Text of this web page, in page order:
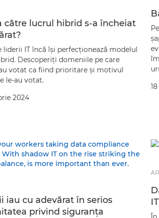
către lucrul hibrid s-a încheiat
liderii IT încă îşi perfecţionează modelul
Descoperiţi domeniile pe care
votat ca fiind prioritare şi motivul
le-au votat.
2024
iau cu adevărat în serios
privind siguranţa